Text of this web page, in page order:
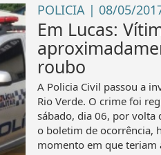
POLICIA | 08/05/
Em Lucas:
roubo
A Policia Civil passou a
Rio Verde. O crime foi
sábado, dia 06, por volta
o boletim de ocorrência,
momento em que teriam